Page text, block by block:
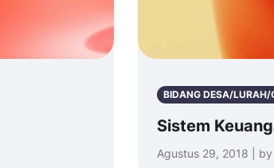
BIDANG DESA/LURAH/
Sistem
Agustus 29, 2018 |